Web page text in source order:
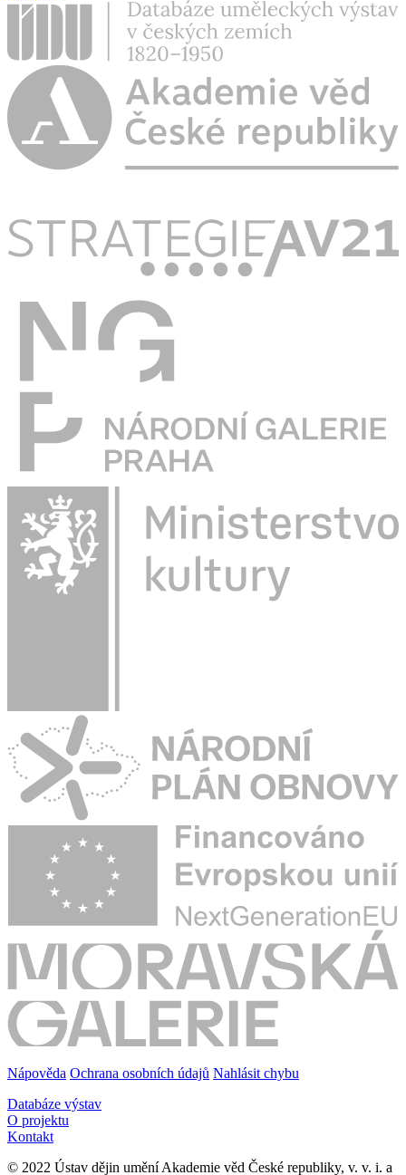
Nápověda Ochrana osobních údajů Nahlásit chybu
Databáze výstav
O projektu
Kontakt
© 2022 Ústav dějin umění Akademie věd České republiky, v. v. i. a